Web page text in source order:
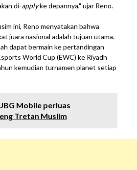
di-applyke depannya," ujar Reno.
ini, Reno menyatakan bahwa
juara nasional adalah tujuan utama.
dapat bermain ke pertandingan
World Cup (EWC) ke Riyadh
kemudian turnamen planet setiap
Mobile perluas
Tretan Muslim